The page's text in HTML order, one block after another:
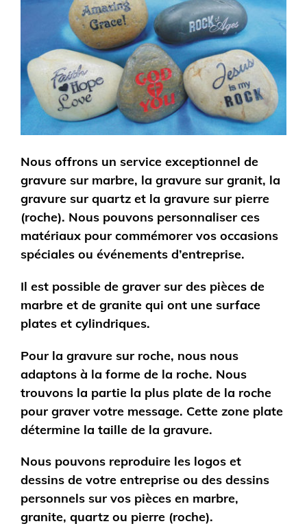
Nous offrons un service exceptionnel de
gravure sur marbre, la gravure sur granit, la
gravure sur quartz et la gravure sur pierre
(roche). Nous pouvons personnaliser ces
matériaux pour commémorer vos occasions
spéciales ou événements d’entreprise.
Il est possible de graver sur des pièces de
marbre et de granite qui ont une surface
plates et cylindriques.
Pour la gravure sur roche, nous nous
adaptons à la forme de la roche. Nous
trouvons la partie la plus plate de la roche
pour graver votre message. Cette zone plate
détermine la taille de la gravure.
Nous pouvons reproduire les logos et
dessins de votre entreprise ou des dessins
personnels sur vos pièces en marbre,
granite, quartz ou pierre (roche).